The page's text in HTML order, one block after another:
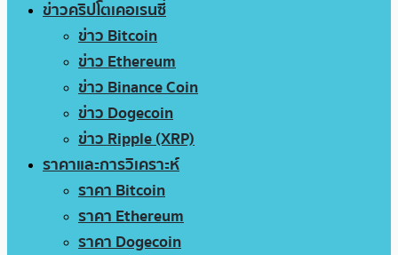
ข่าวคริปโตเคอเรนซี่
ข่าว Bitcoin
ข่าว Ethereum
ข่าว Binance Coin
ข่าว Dogecoin
ข่าว Ripple (XRP)
ราคาและการวิเคราะห์
ราคา Bitcoin
ราคา Ethereum
ราคา Dogecoin